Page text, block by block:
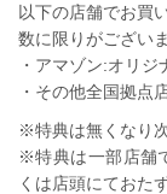
以下の店舗でお買
数に限りがござい
・アマゾン:オリ
・その他全国拠点
※特典は無くなり
※特典は一部店舗
くは店頭にておた